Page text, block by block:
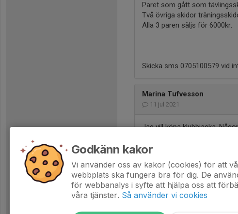
Paret som gått som
Två övriga skidor
Alla 3 paren säljs för 6000kr.
Skicka sms 0705100579 vid
Marina Tufvesson
11 jul 2021
Jag vill köpa klubbjacka.
Godkänn kakor
Vi använder oss av kakor (cookies) för att
webbplats ska fungera bra för dig. De
för webbanalys i syfte att hjälpa oss att
våra tjänster. Så använder vi cookies